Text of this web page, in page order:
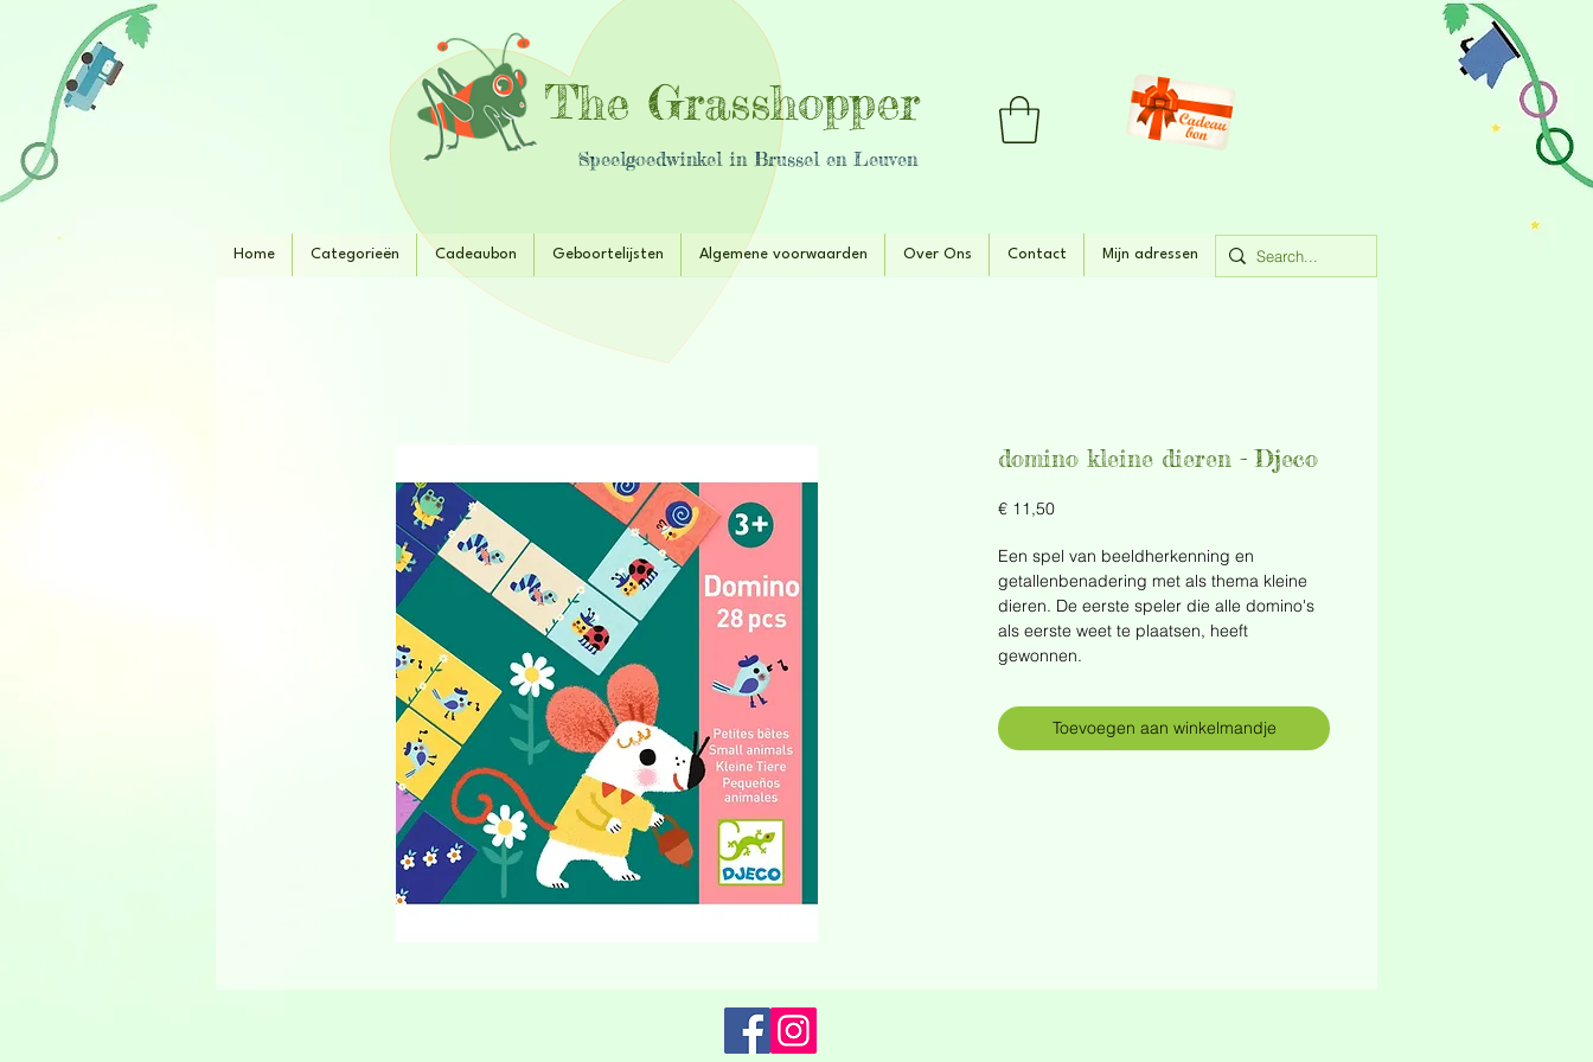
The Grasshopper
Speelgoedwinkel in Brussel en Leuven
Home Categorieën Cadeaubon Geboortelijsten Algemene voorwaarden Over Ons Contact Mijn adressen
domino kleine dieren - Djeco
€ 11,50Prijs
Een spel van beeldherkenning en
getallenbenadering met als thema kleine
dieren. De eerste speler die alle domino's
als eerste weet te plaatsen, heeft
gewonnen.
Toevoegen aan winkelmandje